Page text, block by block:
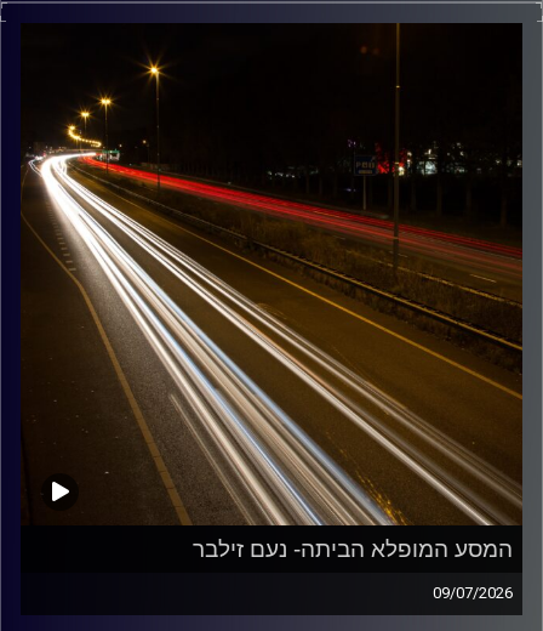
הביתה בשלום עם נועה טרייטל
קרדיט תמונות:
המסע המופלא הביתה- נעם זילבר
09/07/2026